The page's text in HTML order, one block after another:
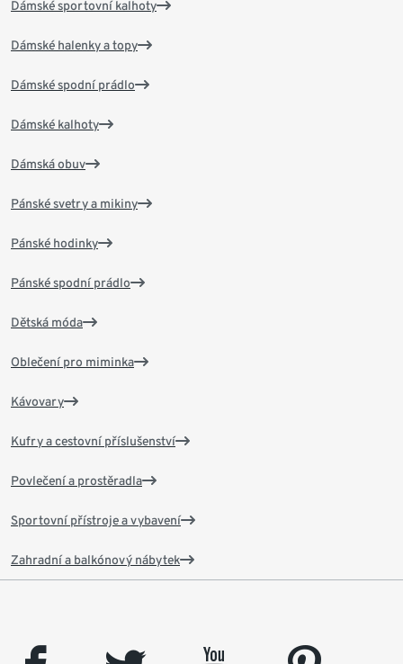
Dámské sportovní kalhoty
Dámské halenky a topy
Dámské spodní prádlo
Dámské kalhoty
Dámská obuv
Pánské svetry a mikiny
Pánské hodinky
Pánské spodní prádlo
Dětská móda
Oblečení pro miminka
Kávovary
Kufry a cestovní příslušenství
Povlečení a prostěradla
Sportovní přístroje a vybavení
Zahradní a balkónový nábytek